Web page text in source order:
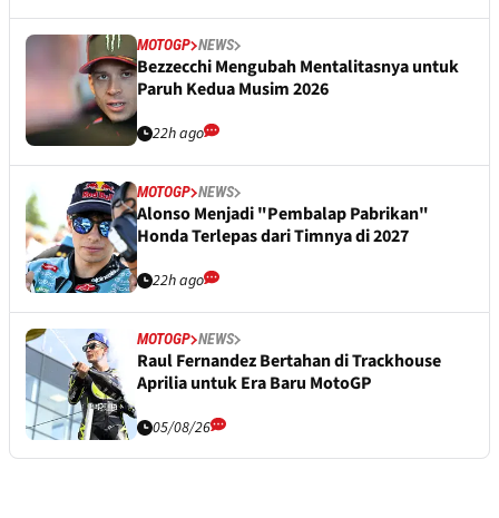
MOTOGP NEWS
Bezzecchi Mengubah Mentalitasnya untuk
Paruh Kedua Musim 2026
22h ago
MOTOGP NEWS
Alonso Menjadi "Pembalap Pabrikan"
Honda Terlepas dari Timnya di 2027
22h ago
MOTOGP NEWS
Raul Fernandez Bertahan di Trackhouse
Aprilia untuk Era Baru MotoGP
05/08/26